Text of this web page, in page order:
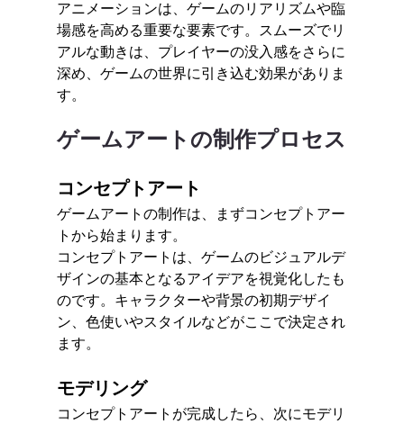
アニメーションは、ゲームのリアリズムや臨
場感を高める重要な要素です。スムーズでリ
アルな動きは、プレイヤーの没入感をさらに
深め、ゲームの世界に引き込む効果がありま
す。
ゲームアートの制作プロセス
コンセプトアート
ゲームアートの制作は、まずコンセプトアー
トから始まります。
コンセプトアートは、ゲームのビジュアルデ
ザインの基本となるアイデアを視覚化したも
のです。キャラクターや背景の初期デザイ
ン、色使いやスタイルなどがここで決定され
ます。
モデリング
コンセプトアートが完成したら、次にモデリ